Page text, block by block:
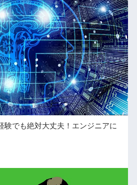
験でも絶対大丈夫！エンジニアに